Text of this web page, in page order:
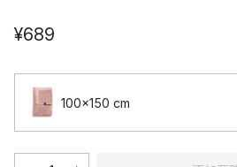
¥689
100x150 cm